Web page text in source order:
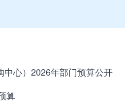
心）2026年部门预算公开
算